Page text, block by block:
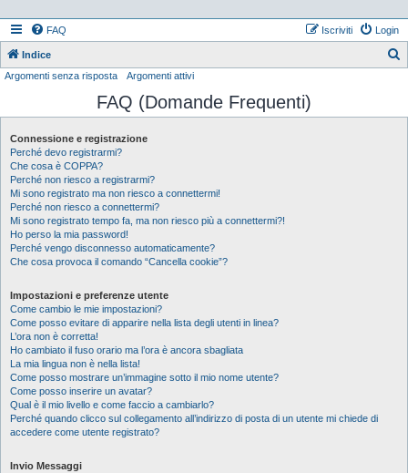
FAQ Login
Iscriviti
Indice
c
Argomenti senza risposta Argomenti attivi
FAQ (Domande Frequenti)
Connessione e registrazione
Perché devo registrarmi?
Che cosa è COPPA?
Perché non riesco a registrarmi?
Mi sono registrato ma non riesco a connettermi!
Perché non riesco a connettermi?
Mi sono registrato tempo fa, ma non riesco più a connettermi?!
Ho perso la mia password!
Perché vengo disconnesso automaticamente?
Che cosa provoca il comando “Cancella cookie”?
Impostazioni e preferenze utente
Come cambio le mie impostazioni?
Come posso evitare di apparire nella lista degli utenti in linea?
L’ora non è corretta!
Ho cambiato il fuso orario ma l’ora è ancora sbagliata
La mia lingua non è nella lista!
Come posso mostrare un’immagine sotto il mio nome utente?
Come posso inserire un avatar?
Qual è il mio livello e come faccio a cambiarlo?
Perché quando clicco sul collegamento all’indirizzo di posta di un utente mi chiede di
accedere come utente registrato?
Invio Messaggi